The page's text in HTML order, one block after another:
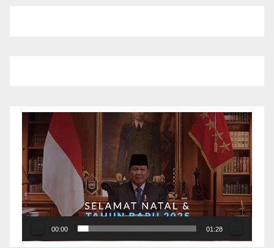
Pemutar
Video
00:00 01:28